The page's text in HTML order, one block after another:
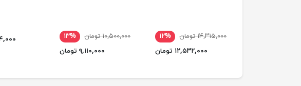
۱۴,۳۱۵,۰۰۰ تومان
۱۲%
۱۲,۵۳۲,۰۰۰ تومان
۱۰,۵۰۰,۰۰۰ تومان
۱۳%
۹,۱۱۰,۰۰۰ تومان